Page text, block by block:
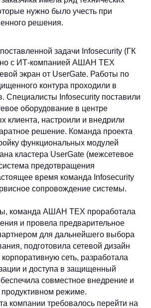
нужно было учесть при
решения.
задачи Infosecurity (ГК
с ИТ-компанией АШАН ТЕХ
экран от UserGate. Работы по
контура проходили в
Специалисты Infosecurity поставили
оборудование в центре
клиента, настроили и внедрили
решение. Команда проекта
функциональных модулей
кластера UserGate (межсетевое
предотвращения
время команда Infosecurity
сопровождение системы.
команда АШАН ТЕХ проработала
и провела предварительное
для дальнейшего выбора
подготовила сетевой дизайн
сеть, разработала
и доступа в защищенный
совместное внедрение и
продуктивном режиме.
компании требовалось перейти на